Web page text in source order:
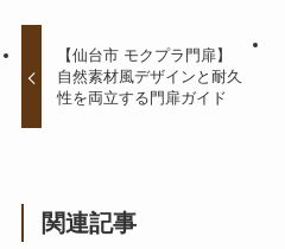
【仙台市 モクプラ門扉】
自然素材風デザインと耐久
性を両立する門扉ガイド
関連記事